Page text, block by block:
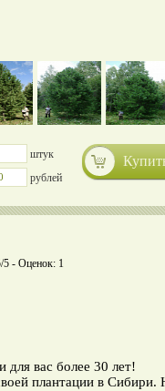
штук
рублей
5 - Оценок: 1
вас более 30 лет!
плантации в